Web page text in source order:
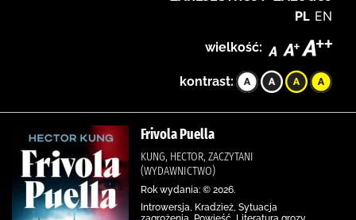
PL EN
wielkość:
kontrast:
Frivola Puella
KUNG, HECTOR, ZACZYTANI
(WYDAWNICTWO)
Rok wydania: © 2026.
Introwersja, Kradzież, Sytuacja